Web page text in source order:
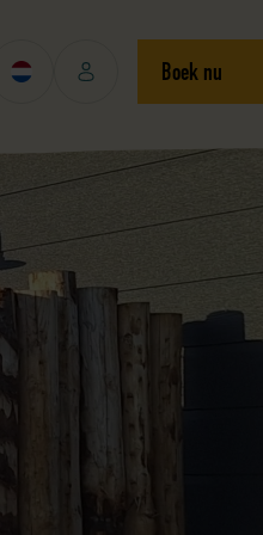
Boek nu